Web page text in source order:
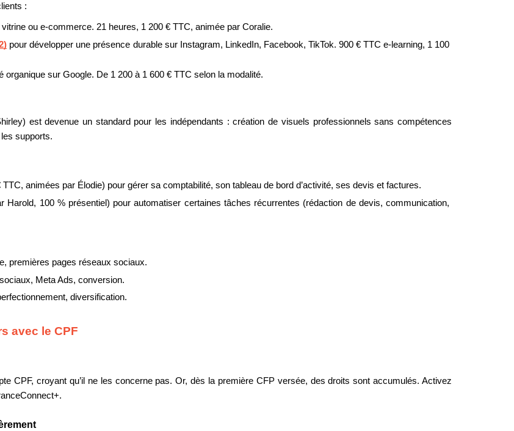
:
ou e-commerce. 21 heures, 1 200 € TTC, animée par Coralie.
pour développer une présence durable sur Instagram, LinkedIn, Facebook, TikTok. 900 € TTC e-learning, 1 100
organique sur Google. De 1 200 à 1 600 € TTC selon la modalité.
est devenue un standard pour les indépendants : création de visuels professionnels sans compétences
supports.
animées par Élodie) pour gérer sa comptabilité, son tableau de bord d’activité, ses devis et factures.
Harold, 100 % présentiel) pour automatiser certaines tâches récurrentes (rédaction de devis, communication,
premières pages réseaux sociaux.
Meta Ads, conversion.
diversification.
avec le CPF
CPF, croyant qu’il ne les concerne pas. Or, dès la première CFP versée, des droits sont accumulés. Activez